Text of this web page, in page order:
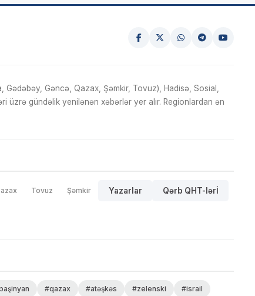
Gədəbəy, Gəncə, Qazax, Şəmkir, Tovuz), Hadisə, Sosial,
üzrə gündəlik yenilənən xəbərlər yer alır. Regionlardan ən
Tovuz Şəmkir Yazarlar Qərb QHT-lərİ
#qazax #atəşkəs #zelenski #israil